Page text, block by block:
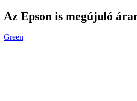
Az Epson is megújuló
Green